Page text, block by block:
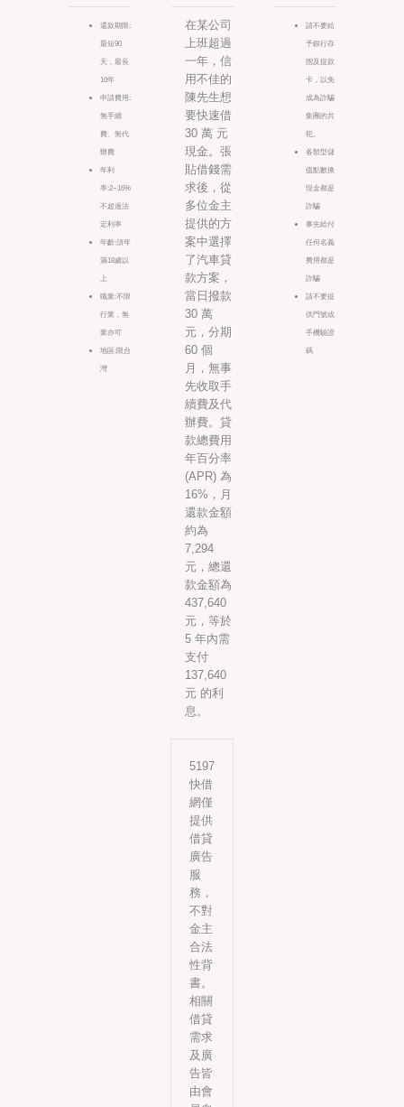
還款期限:
最短90
天，最長
10年
申請費用:
無手續
費、無代
辦費
年利
率:2~16%
不超過法
定利率
年齡:須年
滿18歲以
上
職業:不限
行業，無
業亦可
地區:限台
灣
在某公司
上班超過
一年，信
用不佳的
陳先生想
要快速借
30 萬 元
現金。張
貼借錢需
求後，從
多位金主
提供的方
案中選擇
了汽車貸
款方案，
當日撥款
30 萬
元，分期
60 個
月，無事
先收取手
續費及代
辦費。貸
款總費用
年百分率
(APR) 為
16%，月
還款金額
約為
7,294
元，總還
款金額為
437,640
元，等於
5 年內需
支付
137,640
元 的利
息。
請不要給
予銀行存
摺及提款
卡，以免
成為詐騙
集團的共
犯。
各類型儲
值點數換
現金都是
詐騙
事先給付
任何名義
費用都是
詐騙
請不要提
供門號或
手機驗證
碼
5197
快借
網僅
提供
借貸
廣告
服
務，
不對
金主
合法
性背
書。
相關
借貸
需求
及廣
告皆
由會